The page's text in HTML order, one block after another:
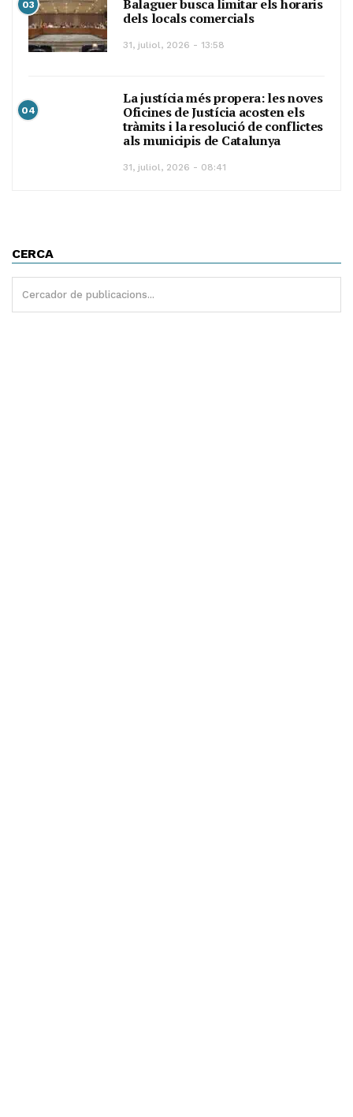
03
Balaguer busca limitar els horaris
dels locals comercials
31, juliol, 2026 - 13:58
04
La justícia més propera: les noves
Oficines de Justícia acosten els
tràmits i la resolució de conflictes
als municipis de Catalunya
31, juliol, 2026 - 08:41
CERCA